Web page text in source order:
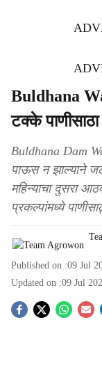
Buldhana
टक्के पाणीसाठा
Buldhana Dam
पाऊस न झाल्याने
महिन्याचा दुसरा
प्रकल्पांमध्ये
Published on :09 Jul
Updated on :09 Jul
S